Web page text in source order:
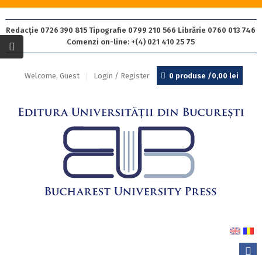
Redacție 0726 390 815 Tipografie 0799 210 566 Librărie 0760 013 746
Comenzi on-line: +(4) 021 410 25 75
Welcome, Guest Login / Register 0 produse /0,00 lei